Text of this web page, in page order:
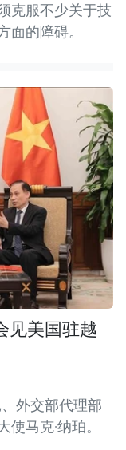
克服不少关于技
的障碍。
见美国驻越
外交部代理部
马克·纳珀。